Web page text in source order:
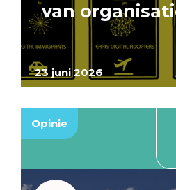
23 juni 2026
van
Opinie